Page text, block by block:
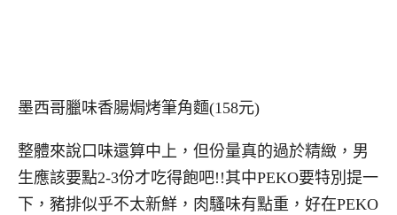
墨西哥臘味香腸焗烤筆角麵(158元)
整體來說口味還算中上，但份量真的過於精緻，男
生應該要點2-3份才吃得飽吧!!其中PEKO要特別提一
下，豬排似乎不太新鮮，肉騷味有點重，好在PEKO